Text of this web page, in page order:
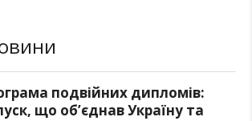
подвійних дипломів:
що об’єднав Україну та